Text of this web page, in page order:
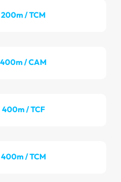
200m / TCM
400m / CAM
400m / TCF
400m / TCM